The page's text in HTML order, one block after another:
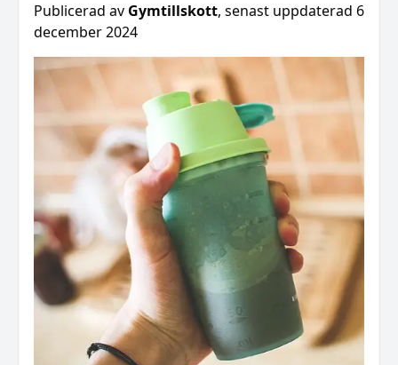
Publicerad av Gymtillskott, senast uppdaterad 6
december 2024